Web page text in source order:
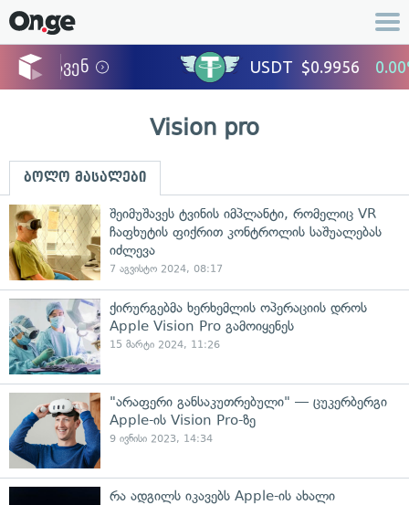
Vision pro
ბოლო მასალები
შეიმუშავეს ტვინის იმპლანტი, რომელიც VR
ჩაფხუტის ფიქრით კონტროლის საშუალებას
იძლევა
7 აგვისტო 2024, 08:17
ქირურგებმა ხერხემლის ოპერაციის დროს
Apple Vision Pro გამოიყენეს
15 მარტი 2024, 11:26
"არაფერი განსაკუთრებული" — ცუკერბერგი
Apple-ის Vision Pro-ზე
9 ივნისი 2023, 14:34
რა ადგილს იკავებს Apple-ის ახალი